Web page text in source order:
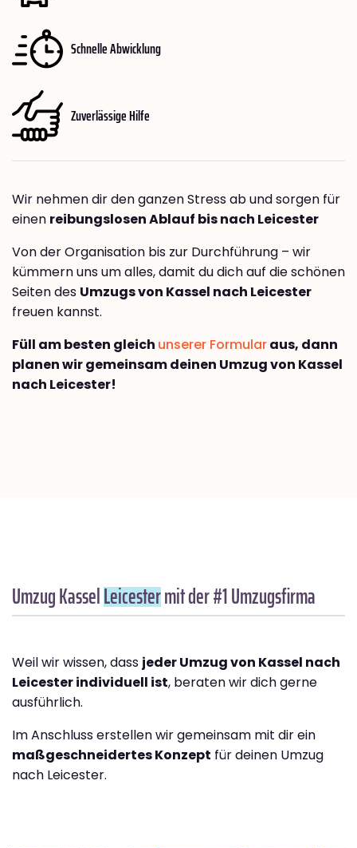
Schnelle Abwicklung
Zuverlässige Hilfe
Wir nehmen dir den ganzen Stress ab und sorgen für
einen reibungslosen Ablauf bis nach Leicester
Von der Organisation bis zur Durchführung – wir
kümmern uns um alles, damit du dich auf die schönen
Seiten des Umzugs von Kassel nach Leicester
freuen kannst.
Füll am besten gleich unserer Formularaus, dann
planen wir gemeinsam deinen Umzug von Kassel
nach Leicester!
Umzug KasselLeicestermit der #1 Umzugsfirma
Weil wir wissen, dass jeder Umzug von Kassel nach
Leicester individuell ist, beraten wir dich gerne
ausführlich.
Im Anschluss erstellen wir gemeinsam mit dir ein
maßgeschneidertes Konzept für deinen Umzug
nach Leicester.